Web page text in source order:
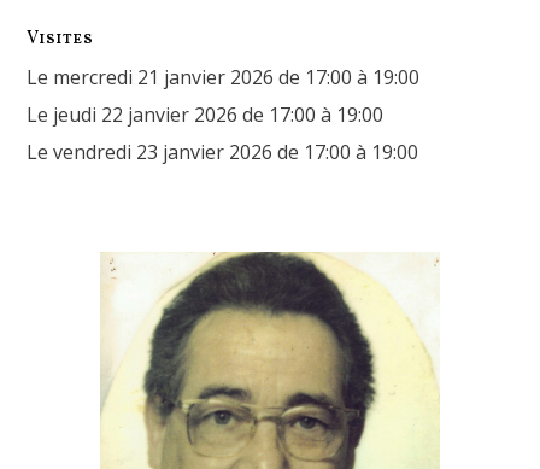
Visites
Le mercredi 21 janvier 2026 de 17:00 à 19:00
Le jeudi 22 janvier 2026 de 17:00 à 19:00
Le vendredi 23 janvier 2026 de 17:00 à 19:00